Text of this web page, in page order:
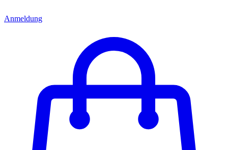
Anmeldung